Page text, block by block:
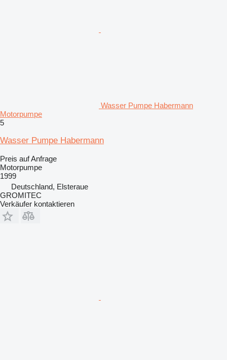
Wasser Pumpe Habermann
Motorpumpe
5
Wasser Pumpe Habermann
Preis auf Anfrage
Motorpumpe
1999
Deutschland, Elsteraue
GROMITEC
Verkäufer kontaktieren